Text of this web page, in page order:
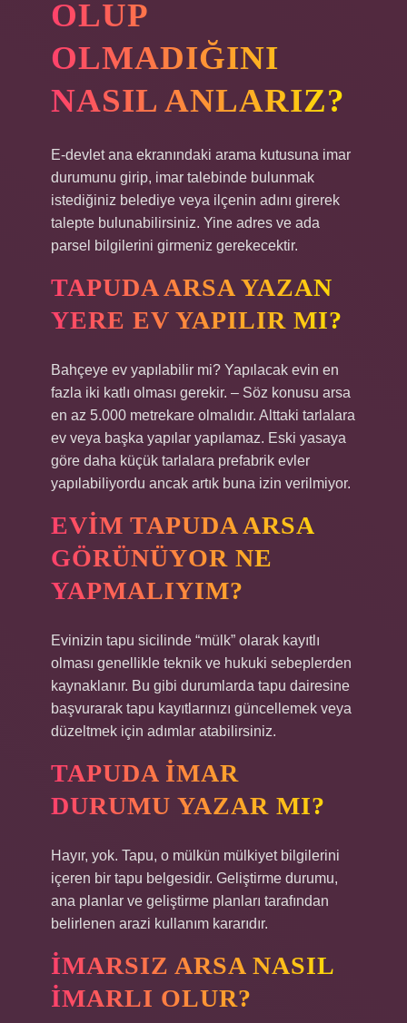
OLUP
OLMADIĞINI
NASIL ANLARIZ?
E-devlet ana ekranındaki arama kutusuna imar
durumunu girip, imar talebinde bulunmak
istediğiniz belediye veya ilçenin adını girerek
talepte bulunabilirsiniz. Yine adres ve ada
parsel bilgilerini girmeniz gerekecektir.
TAPUDA ARSA YAZAN
YERE EV YAPILIR MI?
Bahçeye ev yapılabilir mi? Yapılacak evin en
fazla iki katlı olması gerekir. – Söz konusu arsa
en az 5.000 metrekare olmalıdır. Alttaki tarlalara
ev veya başka yapılar yapılamaz. Eski yasaya
göre daha küçük tarlalara prefabrik evler
yapılabiliyordu ancak artık buna izin verilmiyor.
EVIM TAPUDA ARSA
GÖRÜNÜYOR NE
YAPMALIYIM?
Evinizin tapu sicilinde “mülk” olarak kayıtlı
olması genellikle teknik ve hukuki sebeplerden
kaynaklanır. Bu gibi durumlarda tapu dairesine
başvurarak tapu kayıtlarınızı güncellemek veya
düzeltmek için adımlar atabilirsiniz.
TAPUDA IMAR
DURUMU YAZAR MI?
Hayır, yok. Tapu, o mülkün mülkiyet bilgilerini
içeren bir tapu belgesidir. Geliştirme durumu,
ana planlar ve geliştirme planları tarafından
belirlenen arazi kullanım kararıdır.
İMARSIZ ARSA NASIL
IMARLI OLUR?